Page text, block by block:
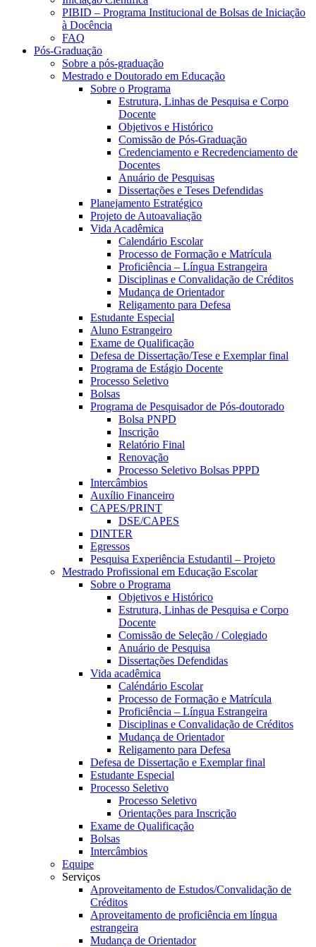
PIBID – Programa Institucional de Bolsas de Iniciação
à Docência
FAQ
Pós-Graduação
Sobre a pós-graduação
Mestrado e Doutorado em Educação
Sobre o Programa
Estrutura, Linhas de Pesquisa e Corpo
Docente
Objetivos e Histórico
Comissão de Pós-Graduação
Credenciamento e Recredenciamento de
Docentes
Anuário de Pesquisas
Dissertações e Teses Defendidas
Planejamento Estratégico
Projeto de Autoavaliação
Vida Acadêmica
Calendário Escolar
Processo de Formação e Matrícula
Proficiência – Língua Estrangeira
Disciplinas e Convalidação de Créditos
Mudança de Orientador
Religamento para Defesa
Estudante Especial
Aluno Estrangeiro
Exame de Qualificação
Defesa de Dissertação/Tese e Exemplar final
Programa de Estágio Docente
Processo Seletivo
Bolsas
Programa de Pesquisador de Pós-doutorado
Bolsa PNPD
Inscrição
Relatório Final
Renovação
Processo Seletivo Bolsas PPPD
Intercâmbios
Auxílio Financeiro
CAPES/PRINT
DSE/CAPES
DINTER
Egressos
Pesquisa Experiência Estudantil – Projeto
Mestrado Profissional em Educação Escolar
Sobre o Programa
Objetivos e Histórico
Estrutura, Linhas de Pesquisa e Corpo
Docente
Comissão de Seleção / Colegiado
Anuário de Pesquisa
Dissertações Defendidas
Vida acadêmica
Caléndário Escolar
Processo de Formação e Matrícula
Proficiência – Língua Estrangeira
Disciplinas e Convalidação de Créditos
Mudança de Orientador
Religamento para Defesa
Defesa de Dissertação e Exemplar final
Estudante Especial
Processo Seletivo
Processo Seletivo
Orientações para Inscrição
Exame de Qualificação
Bolsas
Intercâmbios
Equipe
Serviços
Aproveitamento de Estudos/Convalidação de
Créditos
Aproveitamento de proficiência em língua
estrangeira
Mudança de Orientador